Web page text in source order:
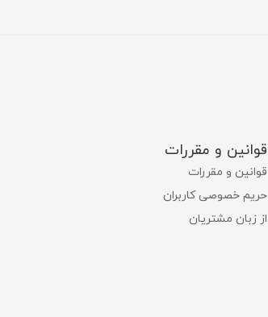
قوانین و مقررات
قوانین و مقررات
حریم خصوصی کاربران
از زبان مشتریان